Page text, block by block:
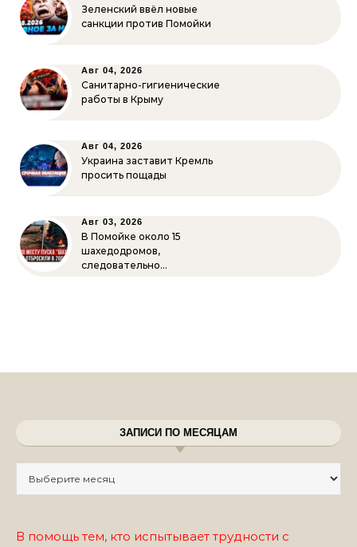
Зеленский ввёл новые
санкции против Помойки
Авг 04, 2026
Санитарно-гигиенические
работы в Крыму
Авг 04, 2026
Украина заставит Кремль
просить пощады
Авг 03, 2026
В Помойке около 15
шахедодромов,
следовательно…
ЗАПИСИ ПО МЕСЯЦАМ
В помощь тем, кто испытывает трудности с